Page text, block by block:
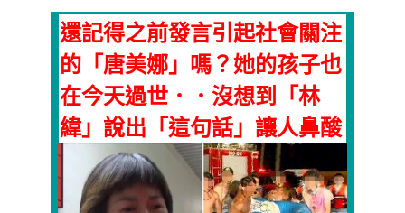
還記得之前發言引起社會關注
的「唐美娜」嗎？她的孩子也
在今天過世．．沒想到「林
緯」說出「這句話」讓人鼻酸